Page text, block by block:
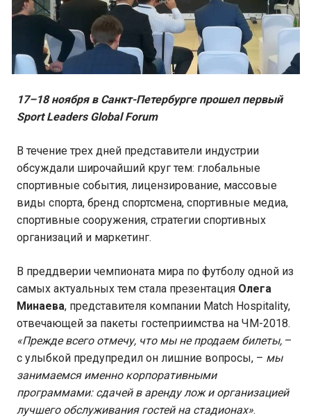
17–18 ноября в Санкт-Петербурге прошел первый
Sport Leaders Global Forum
В течение трех дней представители индустрии
обсуждали широчайший круг тем: глобальные
спортивные события, лицензирование, массовые
виды спорта, бренд спортсмена, спортивные медиа,
спортивные сооружения, стратегии спортивных
организаций и маркетинг.
В преддверии чемпионата мира по футболу одной из
самых актуальных тем стала презентация Олега
Минаева, представителя компании Match Hospitality,
отвечающей за пакеты гостеприимства на ЧМ-2018.
«Прежде всего отмечу, что мы не продаем билеты, –
с улыбкой предупредил он лишние вопросы, – мы
занимаемся именно корпоративными
программами: сдачей в аренду лож и организацией
лучшего обслуживания гостей на стадионах».